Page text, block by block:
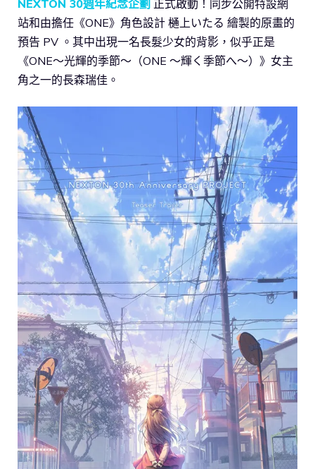
NEXTON 30週年紀念企劃 正式啟動！同步公開特設網
站和由擔任《ONE》角色設計 樋上いたる 繪製的原畫的
預告 PV 。其中出現一名長髮少女的背影，似乎正是
《ONE～光輝的季節～（ONE 〜輝く季節へ〜）》女主
角之一的長森瑞佳。